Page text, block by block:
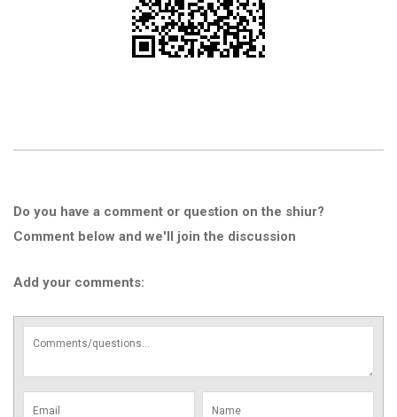
Do you have a comment or question on the shiur?
Comment below and we'll join the discussion
Add your comments: